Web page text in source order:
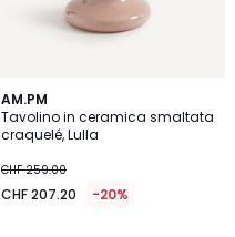
AM.PM
Tavolino in ceramica smaltata
craquelé, Lulla
CHF 259.00
CHF 207.20 -20%
5
/
5
2
Colori